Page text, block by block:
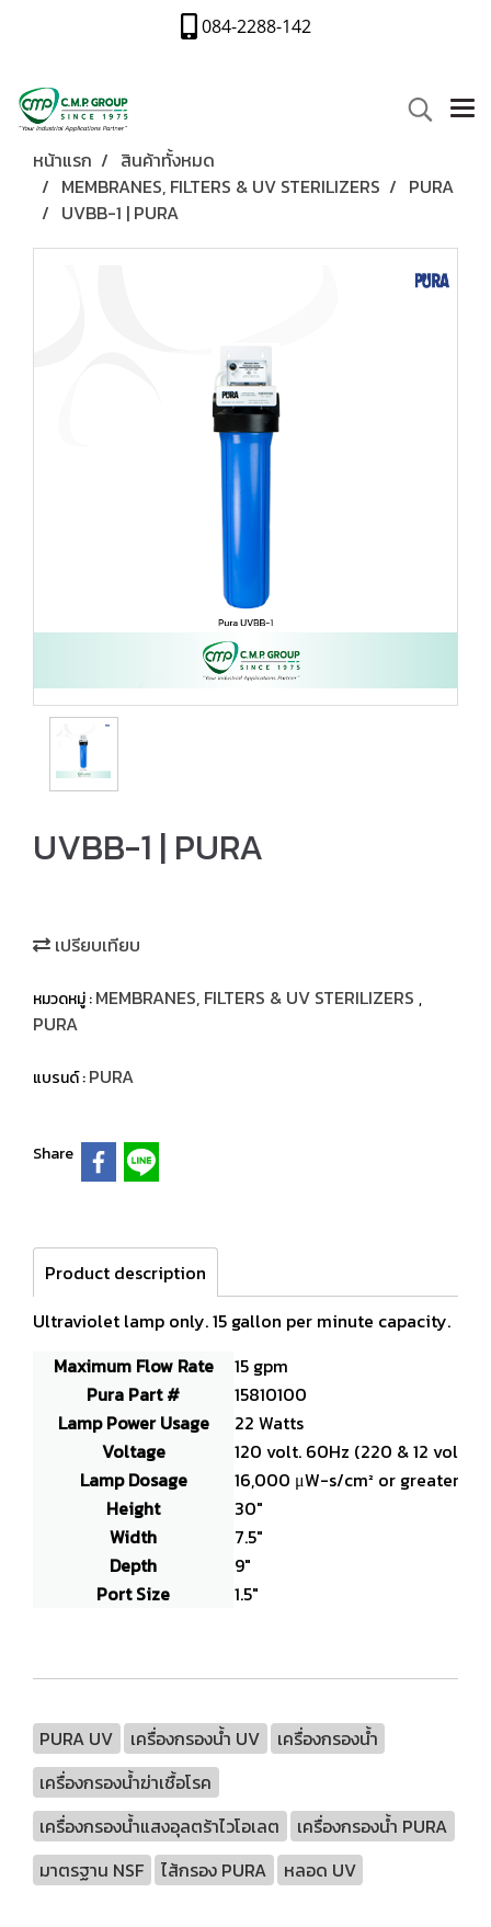
084-2288-142
หน้าแรก
สินค้าทั้งหมด
MEMBRANES, FILTERS & UV STERILIZERS
PURA
UVBB-1 | PURA
UVBB-1 | PURA
เปรียบเทียบ
หมวดหมู่ :MEMBRANES, FILTERS & UV STERILIZERS ,
PURA
แบรนด์ :PURA
Share
Product description
Ultraviolet lamp only. 15 gallon per minute capacity.
Maximum Flow Rate
15 gpm
Pura Part #
15810100
Lamp Power Usage
22 Watts
Voltage
120 volt. 60Hz (220 & 12 volt
Lamp Dosage
16,000 μW-s/cm² or greater
Height
30"
Width
7.5"
Depth
9"
Port Size
1.5"
PURA UV เครื่องกรองน้ำ UV
เครื่องกรองน้ำ
เครื่องกรองน้ำฆ่าเชื้อโรค
เครื่องกรองน้ำแสงอุลตร้าไวโอเลต
เครื่องกรองน้ำ PURA
มาตรฐาน NSF
ไส้กรอง PURA หลอด UV